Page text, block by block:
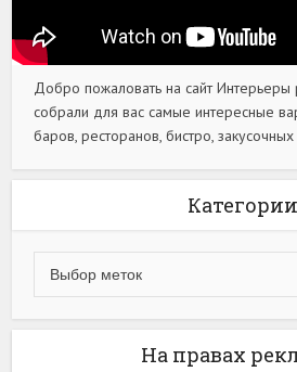
Добро пожаловать на сайт
собрали для вас самые интересные
баров, ресторанов, бистро,
Категории
На правах